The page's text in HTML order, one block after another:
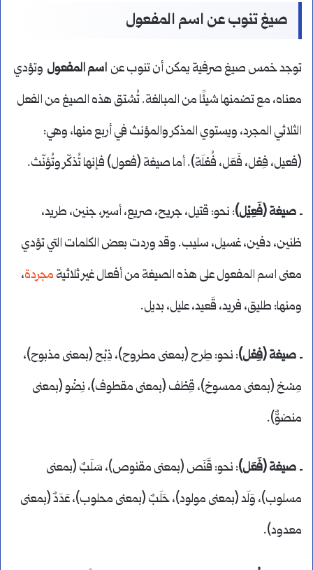
صيغ تنوب عن اسم المفعول
توجد خمس صيغ صرفية يمكن أن تنوب عن اسم المفعول وتؤدي
معناه، مع تضمنها شيئًا من المبالغة. تُشتق هذه الصيغ من الفعل
الثلاثي المجرد، ويستوي المذكر والمؤنث في أربع منها، وهي:
(فعيل، فِعْل، فَعَل، فُعْلَة). أما صيغة (فعول) فإنها تُذكّر وتُؤنّث.
ـ صيغة (فَعِيْل): نحو: قتيل، جريح، صريع، أسير، جنين، طريد،
ظنين، دفين، غسيل، سليب. وقد وردت بعض الكلمات التي تؤدي
معنى اسم المفعول على هذه الصيغة من أفعال غير ثلاثية مجردة،
ومنها: طليق، فريد، قَعيد، عليل، بديل.
ـ صيغة (فِعْل): نحو: طِرح (بمعنى مطروح)، ذِبْح (بمعنى مذبوح)،
مِسْخ (بمعنى ممسوخ)، قِطْف (بمعنى مقطوف)، نِضْو (بمعنى
منضوٌّ).
ـ صيغة (فَعَل): نحو: قَنَص (بمعنى مقنوص)، سَلَبٌ (بمعنى
مسلوب)، وَلَد (بمعنى مولود)، حَلَبٌ (بمعنى محلوب)، عَدَدٌ (بمعنى
معدود).